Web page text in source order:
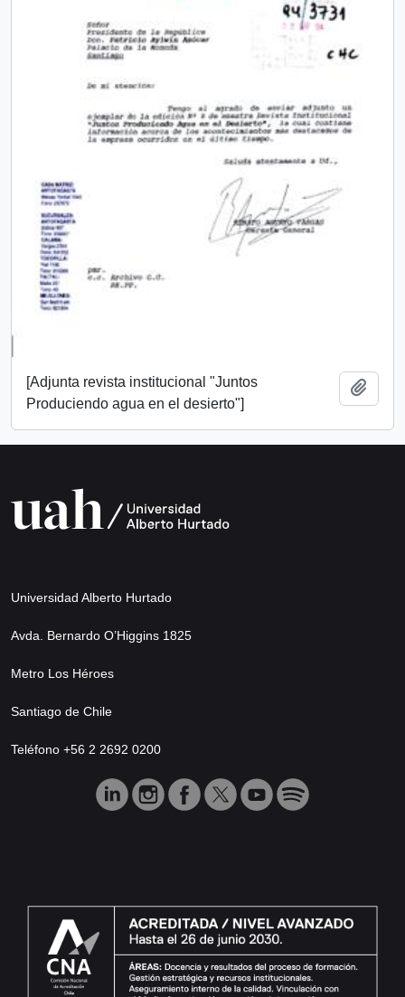
[Adjunta revista institucional "Juntos
Produciendo agua en el desierto"]
Universidad Alberto Hurtado
Avda. Bernardo O’Higgins 1825
Metro Los Héroes
Santiago de Chile
Teléfono +56 2 2692 0200